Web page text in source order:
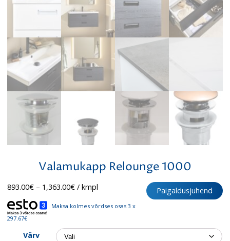
Valamukapp Relounge 1000
Paigaldusjuhend
893.00€ – 1,363.00€Hinnavahemik:
kuni
/ kmpl
Maksa kolmes võrdses osas 3 x
297.67€
Värv